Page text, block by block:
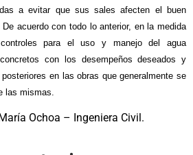
a evitar que sus sales afecten el buen
acuerdo con todo lo anterior, en la medida
para el uso y manejo del agua
con los desempeños deseados y
en las obras que generalmente se
las mismas.
Ochoa – Ingeniera Civil.